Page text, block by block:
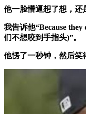
他一脸懵逼想了想，还
我告诉他“Because
们不想咬到手指头)”。
他愣了一秒钟，然后笑